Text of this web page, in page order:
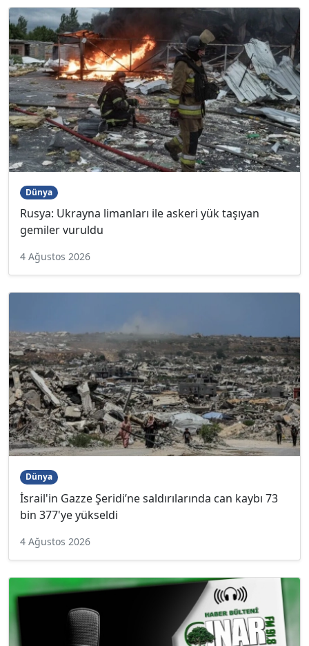
Dünya
Rusya: Ukrayna limanları ile askeri yük taşıyan
gemiler vuruldu
4 Ağustos 2026
Dünya
İsrail'in Gazze Şeridi’ne saldırılarında can kaybı 73
bin 377'ye yükseldi
4 Ağustos 2026